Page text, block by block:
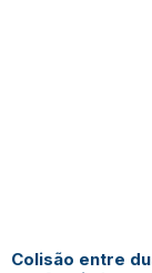
Colisão entre